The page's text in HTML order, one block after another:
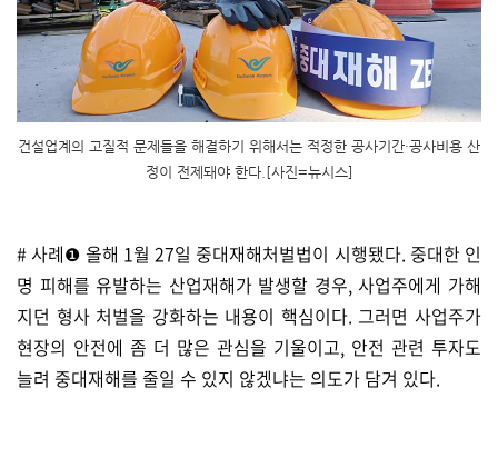
건설업계의 고질적 문제들을 해결하기 위해서는 적정한 공사기간·공사비용 산
정이 전제돼야 한다.[사진=뉴시스]
# 사례❶ 올해 1월 27일 중대재해처벌법이 시행됐다. 중대한 인
명 피해를 유발하는 산업재해가 발생할 경우, 사업주에게 가해
지던 형사 처벌을 강화하는 내용이 핵심이다. 그러면 사업주가
현장의 안전에 좀 더 많은 관심을 기울이고, 안전 관련 투자도
늘려 중대재해를 줄일 수 있지 않겠냐는 의도가 담겨 있다.